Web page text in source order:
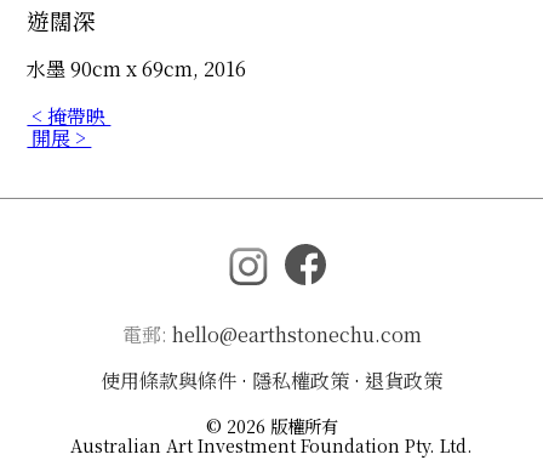
遊闊深
水墨 90cm x 69cm, 2016
< 掩帶映
開展 >
電郵: hello@earthstonechu.com
使用條款與條件 · 隱私權政策 · 退貨政策
© 2026 版權所有
Australian Art Investment Foundation Pty. Ltd.